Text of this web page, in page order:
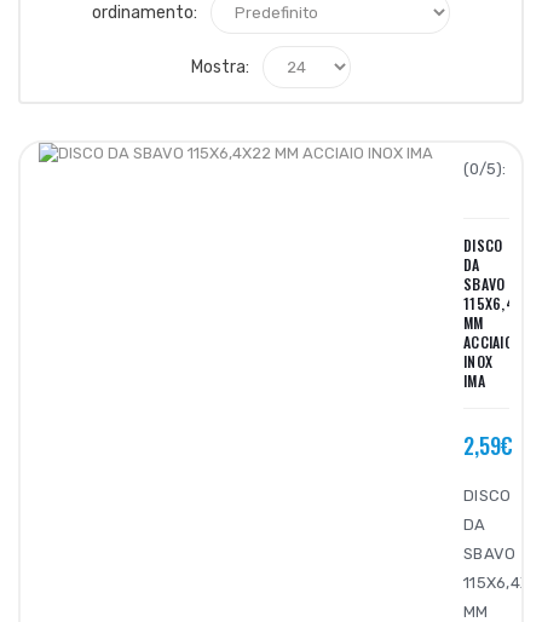
ordinamento:
Mostra:
(0/5):
DISCO
DA
SBAVO
115X6,4X22
MM
ACCIAIO
INOX
IMA
2,59€
DISCO
DA
SBAVO
MM